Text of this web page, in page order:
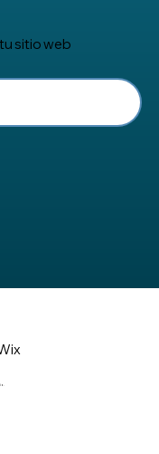
sitio web